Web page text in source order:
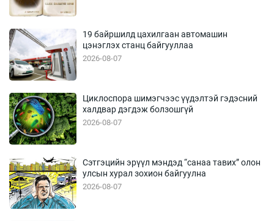
19 байршилд цахилгаан автомашин
цэнэглэх станц байгууллаа
2026-08-07
Циклоспора шимэгчээс үүдэлтэй гэдэсний
халдвар дэгдэж болзошгүй
2026-08-07
Сэтгэцийн эрүүл мэндэд “санаа тавих” олон
улсын хурал зохион байгуулна
2026-08-07